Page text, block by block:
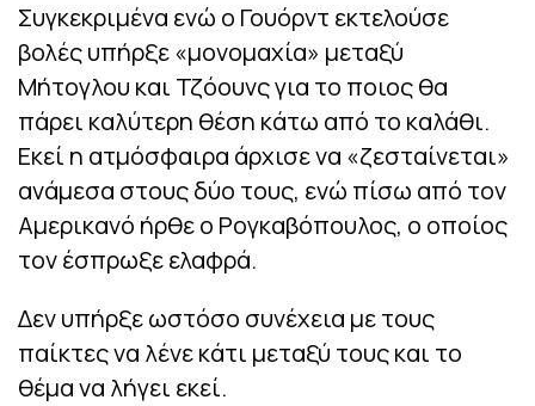
Συγκεκριμένα ενώ ο Γουόρντ εκτελούσε
βολές υπήρξε «μονομαχία» μεταξύ
Μήτογλου και Τζόουνς για το ποιος θα
πάρει καλύτερη θέση κάτω από το καλάθι.
Εκεί η ατμόσφαιρα άρχισε να «ζεσταίνεται»
ανάμεσα στους δύο τους, ενώ πίσω από τον
Αμερικανό ήρθε ο Ρογκαβόπουλος, ο οποίος
τον έσπρωξε ελαφρά.
Δεν υπήρξε ωστόσο συνέχεια με τους
παίκτες να λένε κάτι μεταξύ τους και το
θέμα να λήγει εκεί.